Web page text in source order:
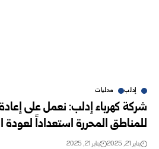
إدلب محليات
شركة كهرباء إدلب: نعمل على إعادة
للمناطق المحررة استعداداً لعودة
يناير 21, 2025 يناير 21, 2025